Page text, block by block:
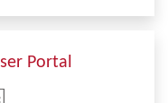
Portal